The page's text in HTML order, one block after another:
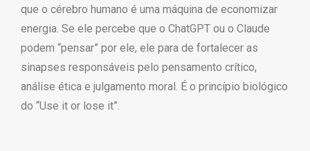
que o cérebro humano é uma máquina de economizar
energia. Se ele percebe que o ChatGPT ou o Claude
podem “pensar” por ele, ele para de fortalecer as
sinapses responsáveis pelo pensamento crítico,
análise ética e julgamento moral. É o princípio biológico
do “Use it or lose it”.